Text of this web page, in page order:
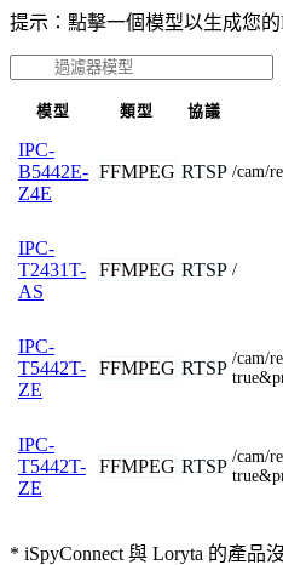
提示：點擊一個模型以生成您
模型 類型 協議
IPC-
B5442E-
Z4E
FFMPEG RTSP /cam/
IPC-
T2431T-
AS
FFMPEG RTSP /
IPC-
T5442T-
ZE
FFMPEG RTSP /cam/
IPC-
T5442T-
ZE
FFMPEG RTSP /cam/
* iSpyConnect 與 Loryta 的產品